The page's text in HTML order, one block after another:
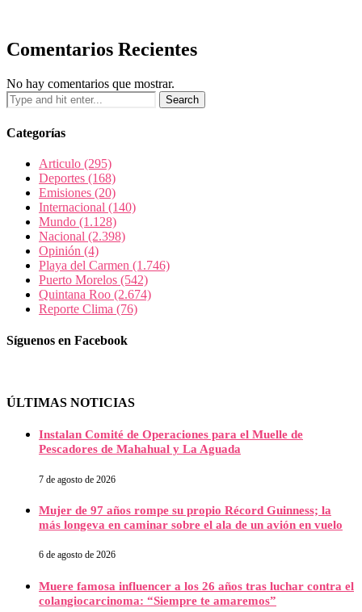
Comentarios Recientes
No hay comentarios que mostrar.
Categorías
Articulo (295)
Deportes (168)
Emisiones (20)
Internacional (140)
Mundo (1.128)
Nacional (2.398)
Opinión (4)
Playa del Carmen (1.746)
Puerto Morelos (542)
Quintana Roo (2.674)
Reporte Clima (76)
Síguenos en Facebook
ÚLTIMAS NOTICIAS
Instalan Comité de Operaciones para el Muelle de
Pescadores de Mahahual y La Aguada
7 de agosto de 2026
Mujer de 97 años rompe su propio Récord Guinness; la
más longeva en caminar sobre el ala de un avión en vuelo
6 de agosto de 2026
Muere famosa influencer a los 26 años tras luchar contra el
colangiocarcinoma: “Siempre te amaremos”